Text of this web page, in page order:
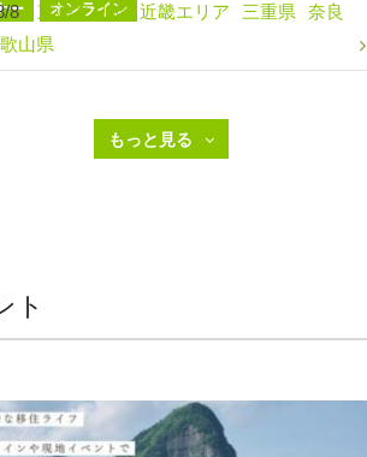
ー オンライン
8 東海エリア 近畿エリア 三重県
奈良
山県
ト